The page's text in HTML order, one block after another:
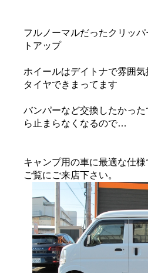
フルノーマルだったクリッ
トアップ
ホイールはデイトナで雰囲
タイヤできまってます
バンパーなど交換したかっ
ら止まらなくなるので…
キャンプ用の車に最適な仕
ご覧にご来店下さい。